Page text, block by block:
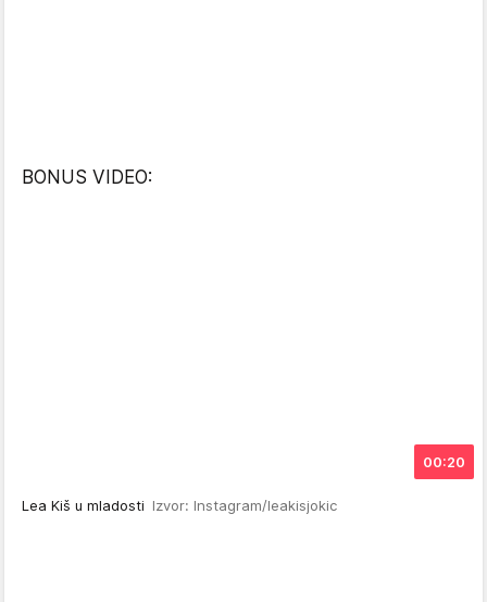
BONUS VIDEO:
00:20
Lea Kiš u mladosti Izvor: Instagram/leakisjokic